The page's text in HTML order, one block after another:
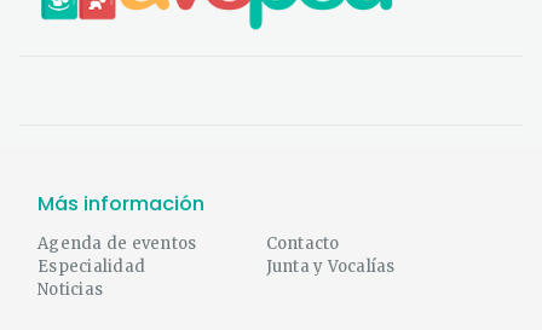
Más información
Agenda de eventos
Contacto
Especialidad
Junta y Vocalías
Noticias